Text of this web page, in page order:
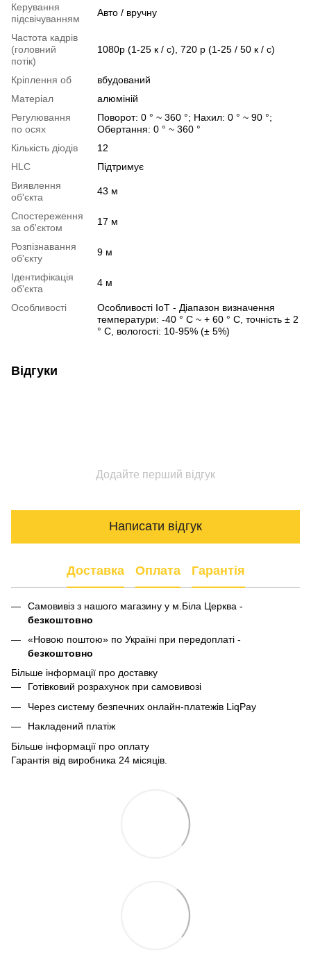
Керування
підсвічуванням
Авто / вручну
Частота кадрів
(головний
потік)
1080p (1-25 к / с), 720 р (1-25 / 50 к / с)
Кріплення об
вбудований
Матеріал
алюміній
Регулювання
по осях
Поворот: 0 ° ~ 360 °; Нахил: 0 ° ~ 90 °;
Обертання: 0 ° ~ 360 °
Кількість діодів
12
HLC
Підтримує
Виявлення
об'єкта
43 м
Спостереження
за об'єктом
17 м
Розпізнавання
об'єкту
9 м
Ідентифікація
об'єкта
4 м
Особливості
Особливості IoT - Діапазон визначення
температури: -40 ° C ~ + 60 ° C, точність ± 2
° C, вологості: 10-95% (± 5%)
Відгуки
Додайте перший відгук
Написати відгук
Доставка Оплата Гарантія
Самовивіз з нашого магазину у м.Біла Церква -
безкоштовно
«Новою поштою» по Україні при передоплаті -
безкоштовно
Більше інформації про доставку
Готівковий розрахунок при самовивозі
Через систему безпечних онлайн-платежів LiqPay
Накладений платіж
Більше інформації про оплату
Гарантія від виробника 24 місяців.